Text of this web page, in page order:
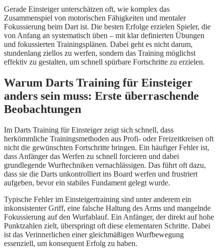
Gerade Einsteiger unterschätzen oft, wie komplex das
Zusammenspiel von motorischen Fähigkeiten und mentaler
Fokussierung beim Dart ist. Die besten Erfolge erzielen Spieler, die
von Anfang an systematisch üben – mit klar definierten Übungen
und fokussierten Trainingsplänen. Dabei geht es nicht darum,
stundenlang ziellos zu werfen, sondern das Training möglichst
effektiv zu gestalten, um schnell spürbare Fortschritte zu erzielen.
Warum Darts Training für Einsteiger
anders sein muss: Erste überraschende
Beobachtungen
Im Darts Training für Einsteiger zeigt sich schnell, dass
herkömmliche Trainingsmethoden aus Profi- oder Freizeitkreisen oft
nicht die gewünschten Fortschritte bringen. Ein häufiger Fehler ist,
dass Anfänger das Werfen zu schnell forcieren und dabei
grundlegende Wurftechniken vernachlässigen. Das führt oft dazu,
dass sie die Darts unkontrolliert ins Board werfen und frustriert
aufgeben, bevor ein stabiles Fundament gelegt wurde.
Typische Fehler im Einsteigertraining sind unter anderem ein
inkonsistenter Griff, eine falsche Haltung des Arms und mangelnde
Fokussierung auf den Wurfablauf. Ein Anfänger, der direkt auf hohe
Punktzahlen zielt, überspringt oft diese elementaren Schritte. Dabei
ist das Verinnerlichen einer gleichmäßigen Wurfbewegung
essenziell, um konsequent Erfolg zu haben.